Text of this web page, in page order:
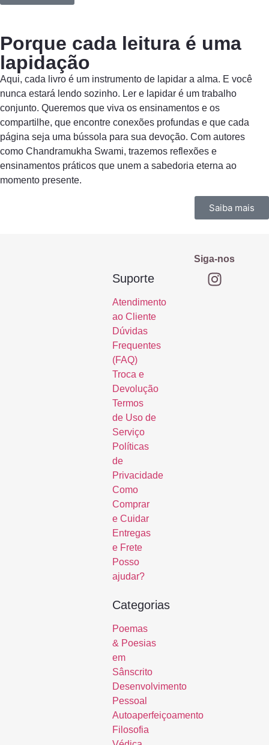
Porque cada leitura é uma
lapidação
Aqui, cada livro é um instrumento de lapidar a alma. E você
nunca estará lendo sozinho. Ler e lapidar é um trabalho
conjunto. Queremos que viva os ensinamentos e os
compartilhe, que encontre conexões profundas e que cada
página seja uma bússola para sua devoção. Com autores
como Chandramukha Swami, trazemos reflexões e
ensinamentos práticos que unem a sabedoria eterna ao
momento presente.
Saiba mais
Suporte
Atendimento
ao Cliente
Dúvidas
Frequentes
(FAQ)
Troca e
Devolução
Termos
de Uso de
Serviço
Políticas
de
Privacidade
Como
Comprar
e Cuidar
Entregas
e Frete
Posso
ajudar?
Categorias
Poemas
& Poesias
em
Sânscrito
Desenvolvimento
Pessoal
Autoaperfeiçoamento
Filosofia
Siga-nos